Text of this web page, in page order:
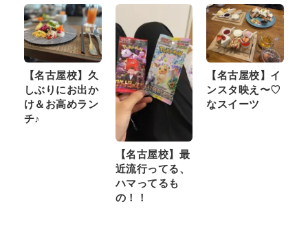
【名古屋校】久
しぶりにお出か
け＆お高めラン
チ♪
【名古屋校】最
近流行ってる、
ハマってるも
の！！
【名古屋校】イ
ンスタ映え〜♡
なスイーツ